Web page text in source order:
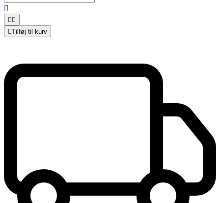

 
Tilføj til kurv